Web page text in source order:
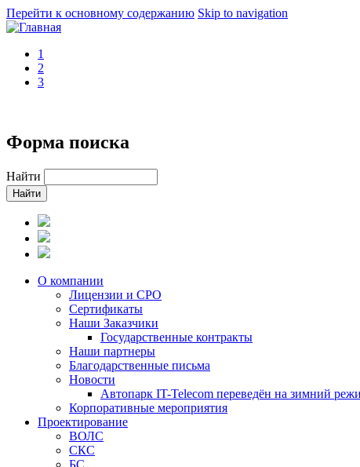
Перейти к основному содержанию Skip to navigation
1
2
3
Форма поиска
Найти
О компании
Лицензии и СРО
Сертификаты
Наши Заказчики
Государственные контракты
Наши партнеры
Благодарственные письма
Новости
Автопарк IT-Telecom переведён на зимний
Корпоративные мероприятия
Проектирование
ВОЛС
СКС
БС